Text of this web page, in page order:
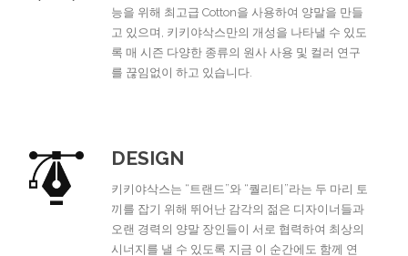
능을 위해 최고급 Cotton을 사용하여 양말을 만들
고 있으며, 키키야삭스만의 개성을 나타낼 수 있도
록 매 시즌 다양한 종류의 원사 사용 및 컬러 연구
를 끊임없이 하고 있습니다.
DESIGN
키키야삭스는 “트랜드”와 “퀄리티”라는 두 마리 토
끼를 잡기 위해 뛰어난 감각의 젊은 디자이너들과
오랜 경력의 양말 장인들이 서로 협력하여 최상의
시너지를 낼 수 있도록 지금 이 순간에도 함께 연